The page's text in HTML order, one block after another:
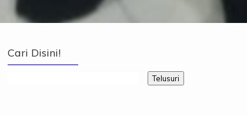
Cari Disini!